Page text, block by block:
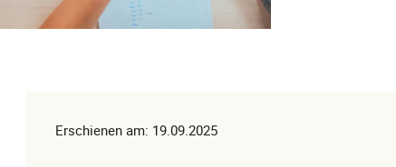
Erschienen am: 19.09.2025